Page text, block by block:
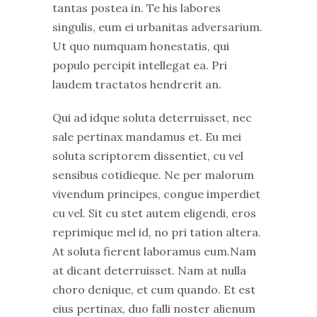
tantas postea in. Te his labores
singulis, eum ei urbanitas adversarium.
Ut quo numquam honestatis, qui
populo percipit intellegat ea. Pri
laudem tractatos hendrerit an.
Qui ad idque soluta deterruisset, nec
sale pertinax mandamus et. Eu mei
soluta scriptorem dissentiet, cu vel
sensibus cotidieque. Ne per malorum
vivendum principes, congue imperdiet
cu vel. Sit cu stet autem eligendi, eros
reprimique mel id, no pri tation altera.
At soluta fierent laboramus eum.Nam
at dicant deterruisset. Nam at nulla
choro denique, et cum quando. Et est
eius pertinax, duo falli noster alienum